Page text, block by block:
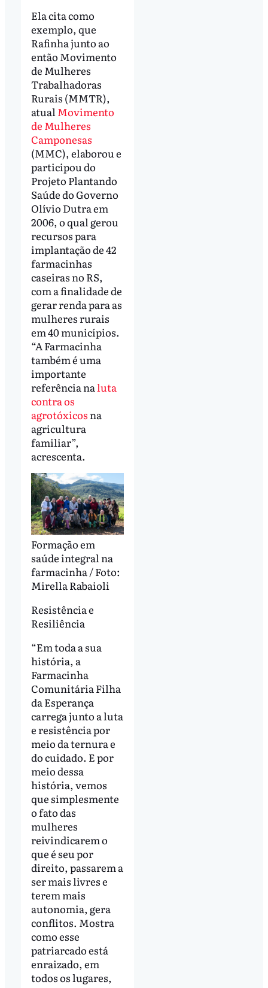
Ela cita como
exemplo, que
Rafinha junto ao
então Movimento
de Mulheres
Trabalhadoras
Rurais (MMTR),
atualMovimento
de Mulheres
Camponesas
(MMC), elaborou e
participou do
Projeto Plantando
Saúde do Governo
Olívio Dutra em
2006, o qual gerou
recursos para
implantação de 42
farmacinhas
caseiras no RS,
com a finalidade de
gerar renda para as
mulheres rurais
em 40 municípios.
“A Farmacinha
também é uma
importante
referência naluta
contra os
agrotóxicos na
agricultura
familiar”,
acrescenta.
Formação em
saúde integral na
farmacinha / Foto:
Mirella Rabaioli
Resistência e
Resiliência
“Em toda a sua
história, a
Farmacinha
Comunitária Filha
da Esperança
carrega junto a luta
e resistência por
meio da ternura e
do cuidado. E por
meio dessa
história, vemos
que simplesmente
o fato das
mulheres
reivindicarem o
que é seu por
direito, passarem a
ser mais livres e
terem mais
autonomia, gera
conflitos. Mostra
como esse
patriarcado está
enraizado, em
todos os lugares,